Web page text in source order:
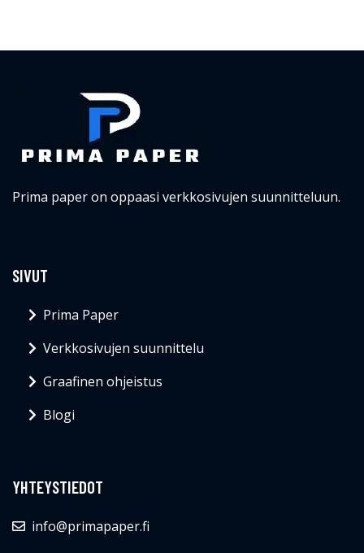
Prima paper on oppaasi verkkosivujen suunnitteluun.
SIVUT
Prima Paper
Verkkosivujen suunnittelu
Graafinen ohjeistus
Blogi
YHTEYSTIEDOT
info@primapaper.fi